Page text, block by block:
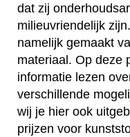
dat zij
milieuvriendelijk
namelijk gemaakt
materiaal. Op deze
informatie lezen
verschillende
wij je hier ook
prijzen voor